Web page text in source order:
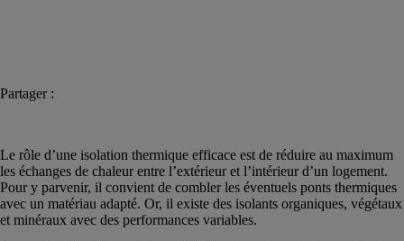
Partager :
Le rôle d’une isolation thermique efficace est de réduire au maximum
les échanges de chaleur entre l’extérieur et l’intérieur d’un logement.
Pour y parvenir, il convient de combler les éventuels ponts thermiques
avec un matériau adapté. Or, il existe des isolants organiques, végétaux
et minéraux avec des performances variables.